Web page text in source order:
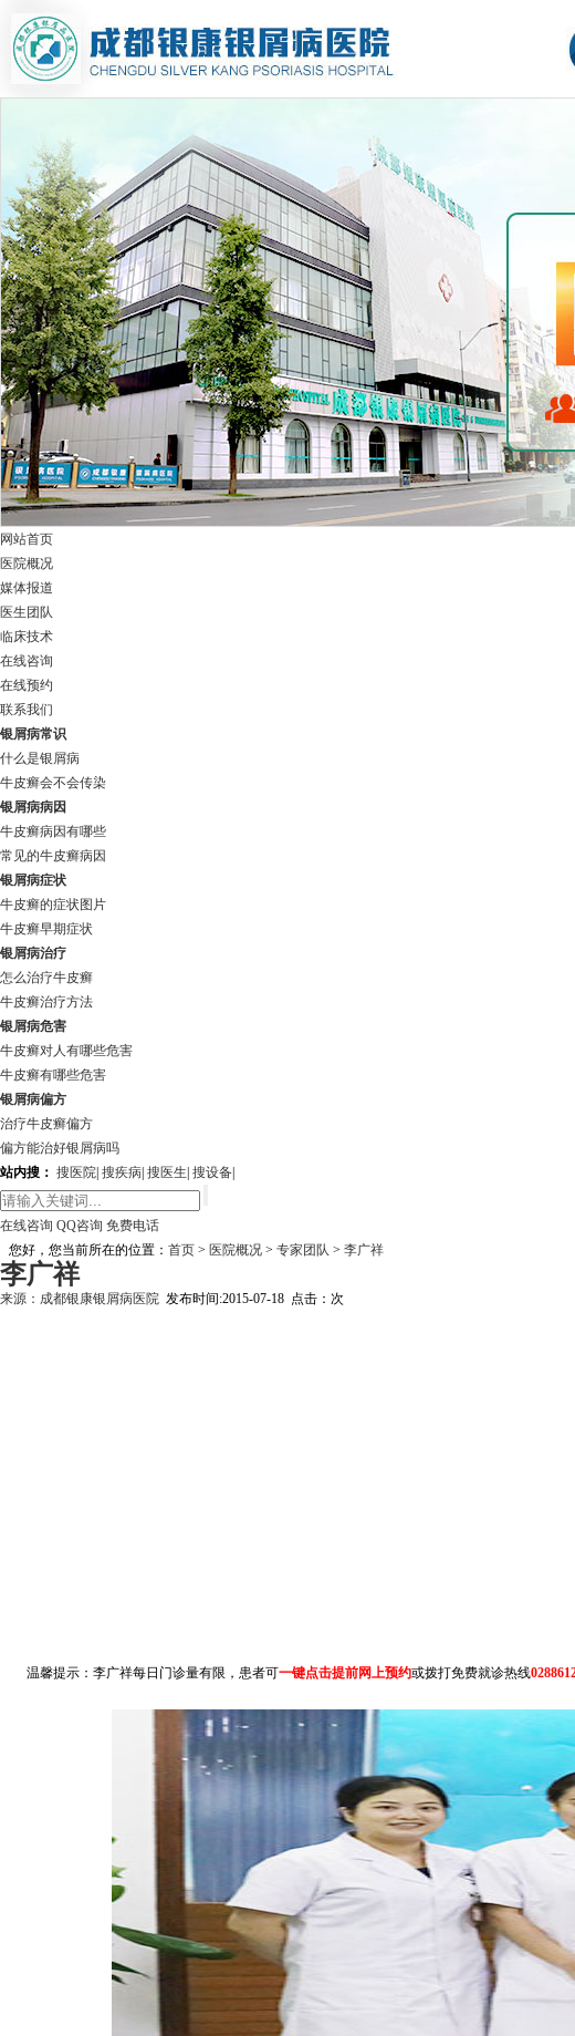
网站首页
医院概况
媒体报道
医生团队
临床技术
在线咨询
在线预约
联系我们
银屑病常识
什么是银屑病
牛皮癣会不会传染
银屑病病因
牛皮癣病因有哪些
常见的牛皮癣病因
银屑病症状
牛皮癣的症状图片
牛皮癣早期症状
银屑病治疗
怎么治疗牛皮癣
牛皮癣治疗方法
银屑病危害
牛皮癣对人有哪些危害
牛皮癣有哪些危害
银屑病偏方
治疗牛皮癣偏方
偏方能治好银屑病吗
站内搜： 搜医院 搜疾病 搜医生 搜设备
在线咨询 QQ咨询 免费电话
您好，您当前所在的位置： 首页 > 医院概况 > 专家团队 > 李广祥
李广祥
来源： 成都银康银屑病医院 发布时间:2015-07-18 点击： 次
温馨提示：李广祥每日门诊量有限，患者可一键点击提前网上预约或拨打免费就诊热线